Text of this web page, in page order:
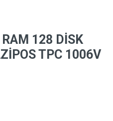
128 DİSK
TPC 1006V